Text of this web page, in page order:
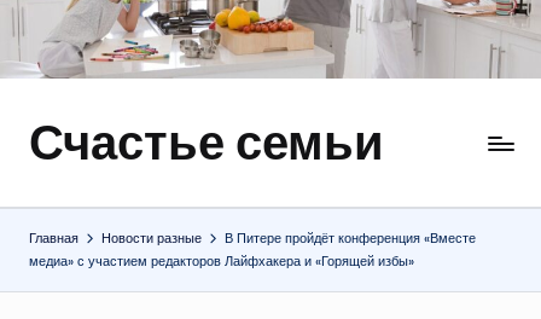
Счастье семьи
Быт,
отношения
Главная Новости разные
В Питере пройдёт конференция «Вместе
медиа» с участием редакторов Лайфхакера и «Горящей избы»